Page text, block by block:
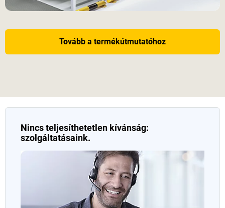
Tovább a termékútmutatóhoz
Nincs teljesíthetetlen kívánság:
szolgáltatásaink.